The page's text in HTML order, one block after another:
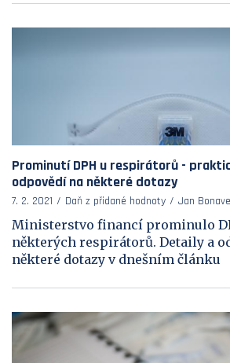
Prominutí DPH u respirátorů -
odpovědí na některé dotazy
7. 2. 2021 Daň z přidané hodnoty Jan
Ministerstvo financí prominulo
některých respirátorů. Detaily a
některé dotazy v dnešním článku